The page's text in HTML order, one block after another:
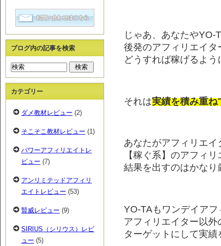
じゃあ、あなたやYO-
後発のアフィリエイタ
どうすれば稼げるよ
それは実績を積み重ね
あなたがアフィリエ
【稼ぐ系】のアフィ
結果を出すのはかな
YO-TAもワンデイア
アフィリエイター以外
ターゲットにして実
ブログ内の記事を検索
カテゴリー
ダメ教材レビュー (2)
そこそこ教材レビュー (1)
パワーアフィリエイトレ
ビュー (7)
アンリミテッドアフィリ
エイトレビュー (53)
賢威レビュー (9)
SIRIUS（シリウス）レビ
ュー (5)